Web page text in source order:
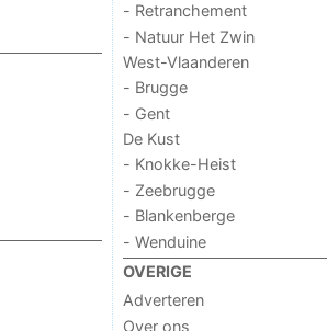
- Retranchement
- Natuur Het Zwin
West-Vlaanderen
- Brugge
- Gent
De Kust
- Knokke-Heist
- Zeebrugge
- Blankenberge
- Wenduine
OVERIGE
Adverteren
Over ons